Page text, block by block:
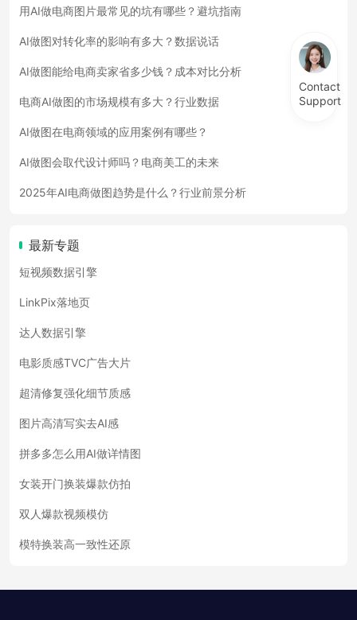
用AI做电商图片最常见的坑有哪些？避坑指南
AI做图对转化率的影响有多大？数据说话
AI做图能给电商卖家省多少钱？成本对比分析
电商AI做图的市场规模有多大？行业数据
AI做图在电商领域的应用案例有哪些？
AI做图会取代设计师吗？电商美工的未来
2025年AI电商做图趋势是什么？行业前景分析
最新专题
短视频数据引擎
LinkPix落地页
达人数据引擎
电影质感TVC广告大片
超清修复强化细节质感
图片高清写实去AI感
拼多多怎么用AI做详情图
女装开门换装爆款仿拍
双人爆款视频模仿
模特换装高一致性还原
Contact
Support